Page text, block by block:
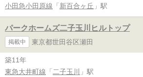
小田急小田原線 「 新百合ヶ丘 」駅
パークホームズ二子玉川ヒルトップ
掲載中 東京都世田谷区瀬田
築11年
東急大井町線 「 二子玉川
」駅